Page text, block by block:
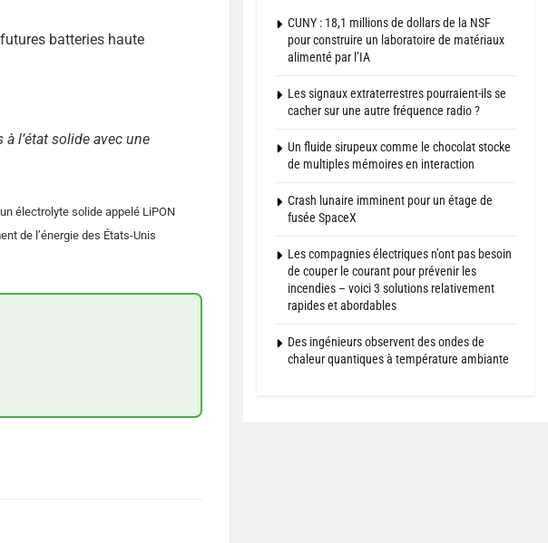
batteries haute
l’état solide avec une
électrolyte solide appelé LiPON
de l’énergie des États-Unis
CUNY : 18,1 millions de dollars de la NSF
pour construire un laboratoire de matériaux
alimenté par l’IA
Les signaux extraterrestres pourraient-ils se
cacher sur une autre fréquence radio ?
Un fluide sirupeux comme le chocolat stocke
de multiples mémoires en interaction
Crash lunaire imminent pour un étage de
fusée SpaceX
Les compagnies électriques n’ont pas besoin
de couper le courant pour prévenir les
incendies – voici 3 solutions relativement
rapides et abordables
Des ingénieurs observent des ondes de
chaleur quantiques à température ambiante